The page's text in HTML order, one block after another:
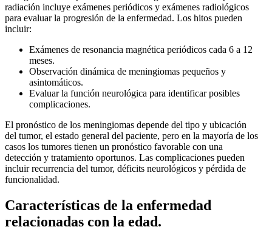
radiación incluye exámenes periódicos y exámenes radiológicos
para evaluar la progresión de la enfermedad. Los hitos pueden
incluir:
Exámenes de resonancia magnética periódicos cada 6 a 12
meses.
Observación dinámica de meningiomas pequeños y
asintomáticos.
Evaluar la función neurológica para identificar posibles
complicaciones.
El pronóstico de los meningiomas depende del tipo y ubicación
del tumor, el estado general del paciente, pero en la mayoría de los
casos los tumores tienen un pronóstico favorable con una
detección y tratamiento oportunos. Las complicaciones pueden
incluir recurrencia del tumor, déficits neurológicos y pérdida de
funcionalidad.
Características de la enfermedad
relacionadas con la edad.